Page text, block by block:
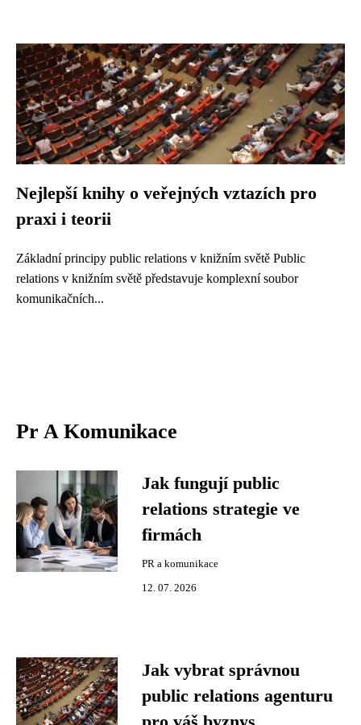
Nejlepší knihy o veřejných vztazích pro
praxi i teorii
Základní principy public relations v knižním světě Public
relations v knižním světě představuje komplexní soubor
komunikačních...
Pr A Komunikace
Jak fungují public
relations strategie ve
firmách
PR a komunikace
12. 07. 2026
Jak vybrat správnou
public relations agenturu